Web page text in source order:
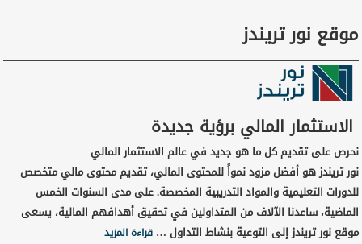
موقع نور تريندز
الاستثمار المالي برؤية جديدة
نحرص على تقديم كل ما هو جديد في عالم الاستثمار المالي
نور تريندز هو أفضل مزود نمواً للمحتوى المالي، تقديم محتوى مالي متخصص
للدورات التعليمية والمواد التدريبية المخصصة. على مدى السنوات الخمس
الماضية، ساعدنا الآلاف من المتداولين في تحقيق أهدافهم المالية، يسعى
موقع نور تريندز إلى التوعية بنشاط التداول …قراءة المزيد